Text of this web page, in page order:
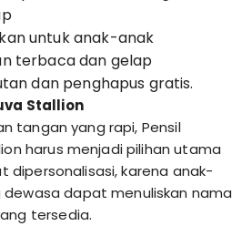
untuk anak-anak
terbaca dan gelap
dan penghapus gratis.
Stallion
tangan yang rapi, Pensil
harus menjadi pilihan utama
dipersonalisasi, karena anak-
dapat menuliskan nama
tersedia.